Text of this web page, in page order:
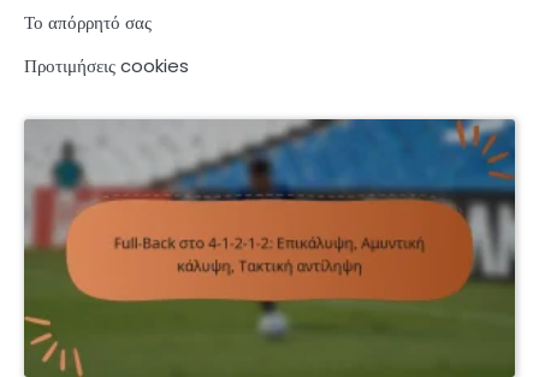
Το απόρρητό σας
Προτιμήσεις cookies